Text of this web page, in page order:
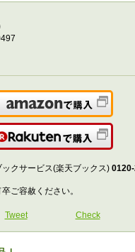
楽天
クサービス(楽天ブックス)
ご容赦ください。
Tweet Check